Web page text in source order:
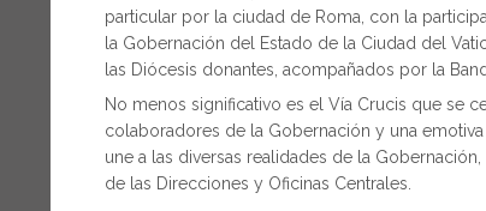
particular por la ciudad de Roma, con la
la Gobernación del Estado de la Ciudad del
las Diócesis donantes, acompañados por la
No menos significativo es el Vía Crucis que se
colaboradores de la Gobernación y una
une a las diversas realidades de la
de las Direcciones y Oficinas Centrales.